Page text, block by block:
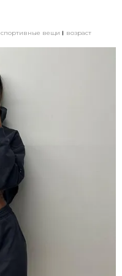
спортивные вещи возраст